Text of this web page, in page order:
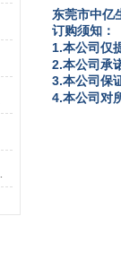
东莞市中亿
订购须知：
1.本公司仅
2.本公司承
3.本公司保
4.本公司对